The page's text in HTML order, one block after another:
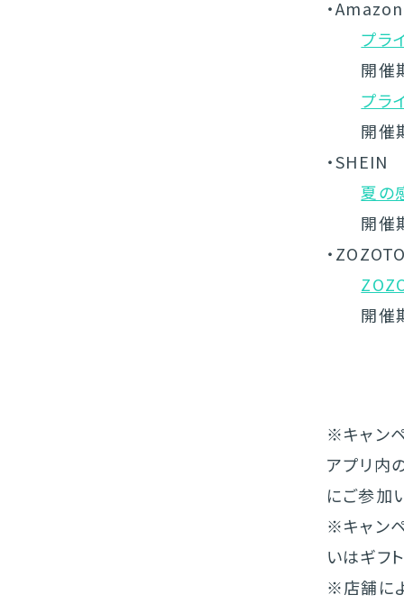
・Amazon
プラ
開催期
プラ
開催期
・SHEIN
夏の
開催期
・
開催期
※キャン
アプリ内
にご参加
※キャン
いはギフ
※店舗に